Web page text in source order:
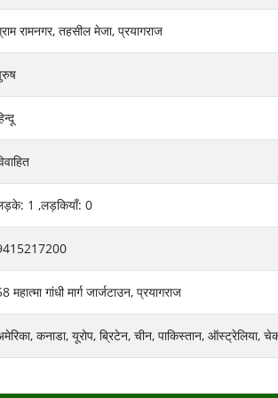
रामनगर, तहसील मेजा, प्रयागराज
1 ,लड़कियाँ: 0
महात्‍मा गांधी मार्ग जार्जटाउन, प्रयागराज
कनाडा, यूरोप, ब्रिटेन, चीन, पाकिस्तान, ऑस्ट्रेलिया,